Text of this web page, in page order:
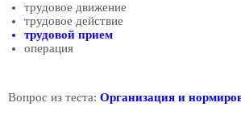
трудовое движение
трудовое действие
трудовой прием
операция
Вопрос из теста: Организация и